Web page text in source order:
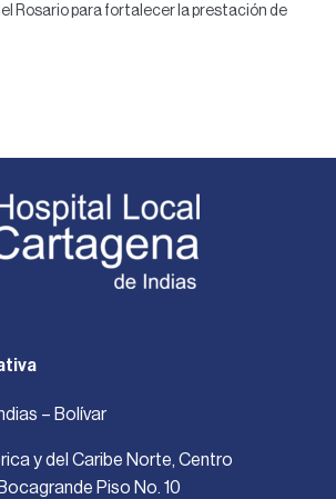
Rosario para fortalecer la prestación de
– Bolívar
y del Caribe Norte, Centro
Piso No. 10